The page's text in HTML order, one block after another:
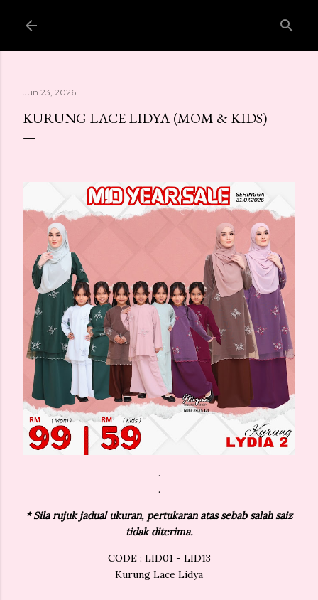
Jun 23, 2026
KURUNG LACE LIDYA (MOM & KIDS)
.
.
* Sila rujuk jadual ukuran, pertukaran atas sebab salah saiz
tidak diterima.
CODE : LID01 - LID13
Kurung Lace Lidya